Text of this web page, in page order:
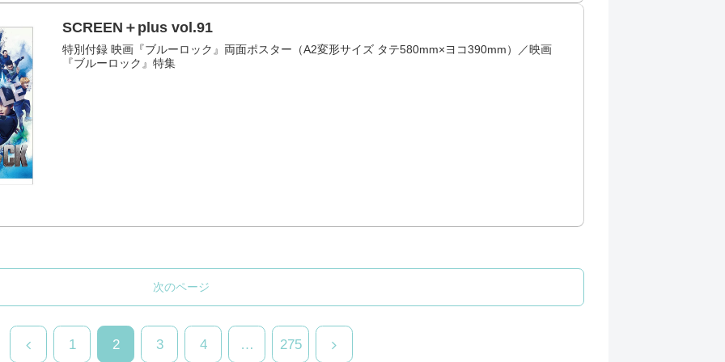
SCREEN＋plus vol.91
特別付録 映画『ブルーロック』両面ポスター（A2変形サイズ タテ580mm×ヨコ390mm）／映画
『ブルーロック』特集
次のページ
前 1 2 3 4 … 275 次